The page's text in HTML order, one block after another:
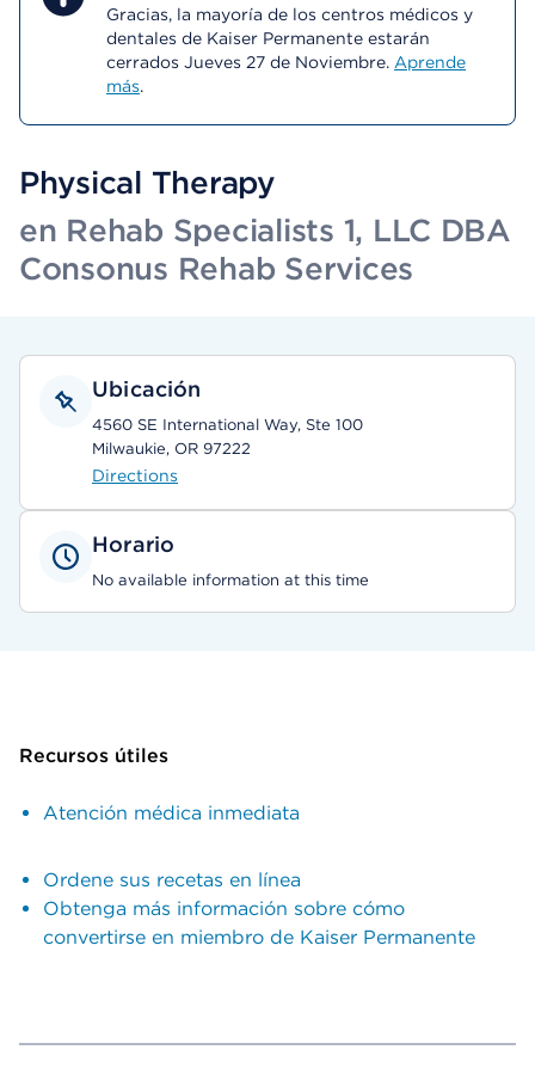
Gracias, la mayoría de los centros médicos y
dentales de Kaiser Permanente estarán
cerrados Jueves 27 de Noviembre. Aprende
más.
Physical Therapy
en Rehab Specialists 1, LLC DBA
Consonus Rehab Services
Ubicación
4560 SE International Way, Ste 100
Milwaukie, OR 97222
Directions
Horario
No available information at this time
Recursos útiles
Atención médica inmediata
Ordene sus recetas en línea
Obtenga más información sobre cómo
convertirse en miembro de Kaiser Permanente